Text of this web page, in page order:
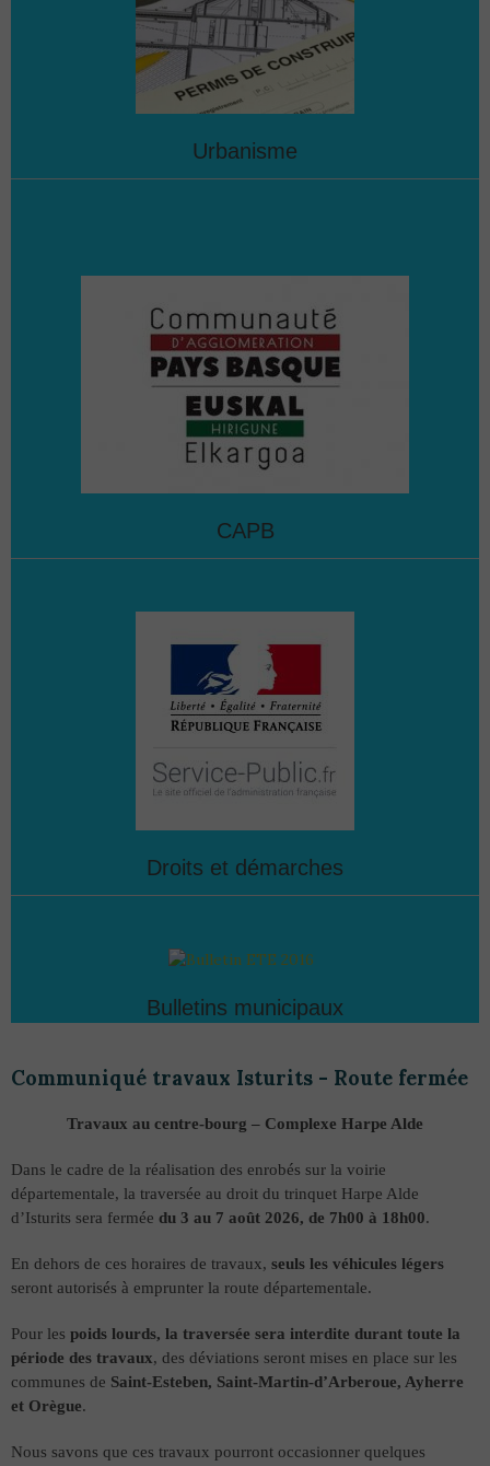
Urbanisme
CAPB
Droits et démarches
Bulletins municipaux
Communiqué travaux Isturits - Route fermée
Travaux au centre-bourg – Complexe Harpe Alde
Dans le cadre de la réalisation des enrobés sur la voirie
départementale, la traversée au droit du trinquet Harpe Alde
d’Isturits sera fermée du 3 au 7 août 2026, de 7h00 à 18h00.
En dehors de ces horaires de travaux, seuls les véhicules légers
seront autorisés à emprunter la route départementale.
Pour les poids lourds, la traversée sera interdite durant toute la
période des travaux, des déviations seront mises en place sur les
communes de Saint-Esteben, Saint-Martin-d’Arberoue, Ayherre
et Orègue.
Nous savons que ces travaux pourront occasionner quelques